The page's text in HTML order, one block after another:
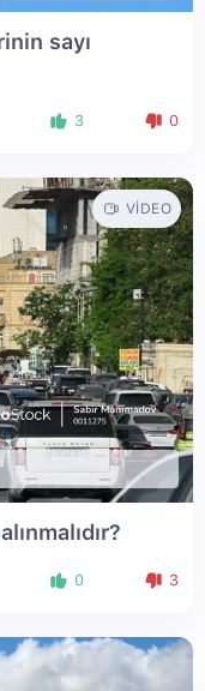
sayı
3 0
VIDEO
0 3